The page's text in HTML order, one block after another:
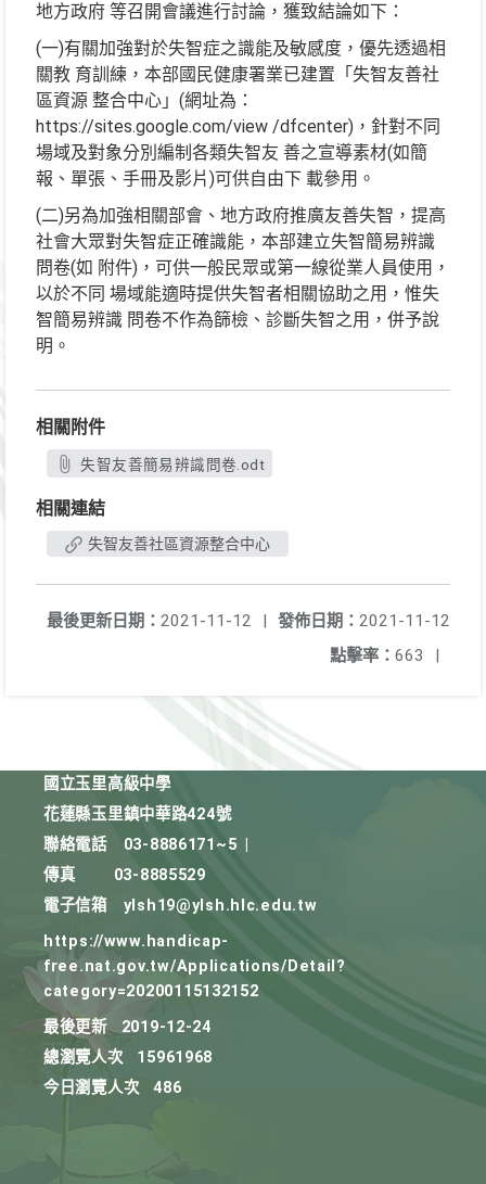
地方政府 等召開會議進行討論，獲致結論如下：
(一)有關加強對於失智症之識能及敏感度，優先透過相
關教 育訓練，本部國民健康署業已建置「失智友善社
區資源 整合中心」(網址為：
https://sites.google.com/view /dfcenter)，針對不同
場域及對象分別編制各類失智友 善之宣導素材(如簡
報、單張、手冊及影片)可供自由下 載參用。
(二)另為加強相關部會、地方政府推廣友善失智，提高
社會大眾對失智症正確識能，本部建立失智簡易辨識
問卷(如 附件)，可供一般民眾或第一線從業人員使用，
以於不同 場域能適時提供失智者相關協助之用，惟失
智簡易辨識 問卷不作為篩檢、診斷失智之用，併予說
明。
相關附件
失智友善簡易辨識問卷.odt
相關連結
失智友善社區資源整合中心
發佈日期： 2021-11-12
最後更新日期： 2021-11-12
|
點擊率： 663 |
國立玉里高級中學
花蓮縣玉里鎮中華路424號
聯絡電話
03-8886171~5
傳真
03-8885529
電子信箱
ylsh19@ylsh.hlc.edu.tw
https://www.handicap-
free.nat.gov.tw/Applications/Detail?
category=20200115132152
最後更新
2019-12-24
總瀏覽人次
15961968
今日瀏覽人次
486